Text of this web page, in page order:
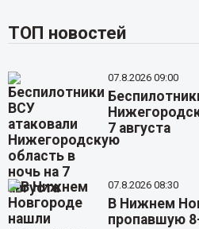
ТОП новостей
07.8.2026 09:00
7 августа
07.8.2026 08:30
В Нижнем
пропавшую